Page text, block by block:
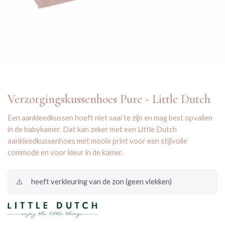
Verzorgingskussenhoes Pure - Little Dutch
Een aankleedkussen hoeft niet saai te zijn en mag best opvallen
in de babykamer. Dat kan zeker met een Little Dutch
aankleedkussenhoes met mooie print voor een stijlvolle
commode en voor kleur in de kamer.
⚠️ heeft verkleuring van de zon (geen vlekken)